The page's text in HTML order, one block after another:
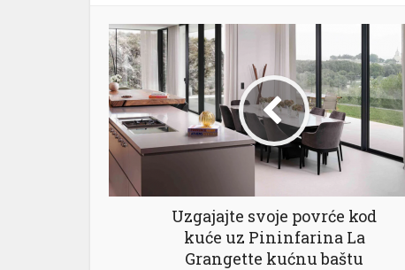
Uzgajajte svoje povrće kod
kuće uz Pininfarina La
Grangette kućnu baštu